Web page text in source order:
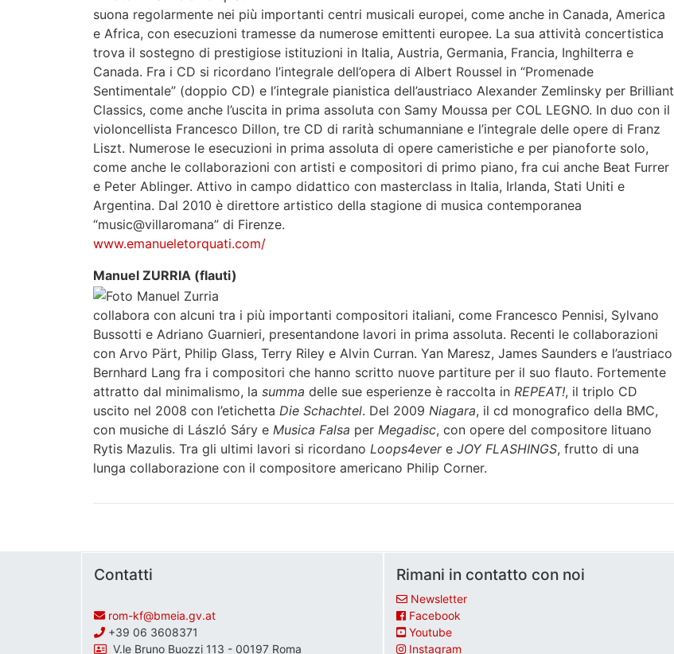
suona regolarmente nei più importanti centri musicali europei, come anche in Canada, America
e Africa, con esecuzioni tramesse da numerose emittenti europee. La sua attività concertistica
trova il sostegno di prestigiose istituzioni in Italia, Austria, Germania, Francia, Inghilterra e
Canada. Fra i CD si ricordano l’integrale dell’opera di Albert Roussel in “Promenade
Sentimentale” (doppio CD) e l’integrale pianistica dell’austriaco Alexander Zemlinsky per Brilliant
Classics, come anche l’uscita in prima assoluta con Samy Moussa per COL LEGNO. In duo con il
violoncellista Francesco Dillon, tre CD di rarità schumanniane e l’integrale delle opere di Franz
Liszt. Numerose le esecuzioni in prima assoluta di opere cameristiche e per pianoforte solo,
come anche le collaborazioni con artisti e compositori di primo piano, fra cui anche Beat Furrer
e Peter Ablinger. Attivo in campo didattico con masterclass in Italia, Irlanda, Stati Uniti e
Argentina. Dal 2010 è direttore artistico della stagione di musica contemporanea
“music@villaromana” di Firenze.
www.emanueletorquati.com/
Manuel ZURRIA (flauti)
collabora con alcuni tra i più importanti compositori italiani, come Francesco Pennisi, Sylvano
Bussotti e Adriano Guarnieri, presentandone lavori in prima assoluta. Recenti le collaborazioni
con Arvo Pärt, Philip Glass, Terry Riley e Alvin Curran. Yan Maresz, James Saunders e l’austriaco
Bernhard Lang fra i compositori che hanno scritto nuove partiture per il suo flauto. Fortemente
attratto dal minimalismo, la summa delle sue esperienze è raccolta in REPEAT!, il triplo CD
uscito nel 2008 con l’etichetta Die Schachtel. Del 2009 Niagara, il cd monografico della BMC,
con musiche di László Sáry e Musica Falsa per Megadisc, con opere del compositore lituano
Rytis Mazulis. Tra gli ultimi lavori si ricordano Loops4evere JOY FLASHINGS, frutto di una
lunga collaborazione con il compositore americano Philip Corner.
Contatti
rom-kf@bmeia.gv.at
+39 06 3608371
V.le Bruno Buozzi 113 - 00197 Roma
Rimani in contatto con noi
Newsletter
Facebook
Youtube
Instagram